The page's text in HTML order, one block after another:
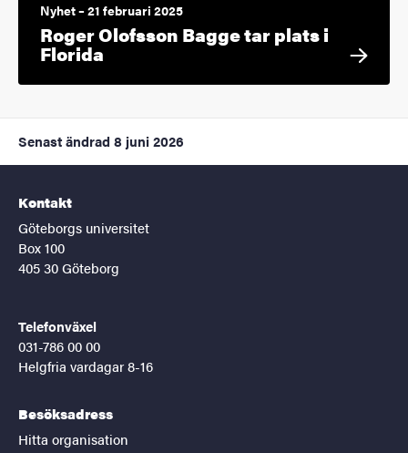
Nyhet – 21 februari 2025
Roger Olofsson Bagge tar plats i
Florida
Senast ändrad 8 juni 2026
Kontakt
Göteborgs universitet
Box 100
405 30 Göteborg
Telefonväxel
031-786 00 00
Helgfria vardagar 8-16
Besöksadress
Hitta organisation